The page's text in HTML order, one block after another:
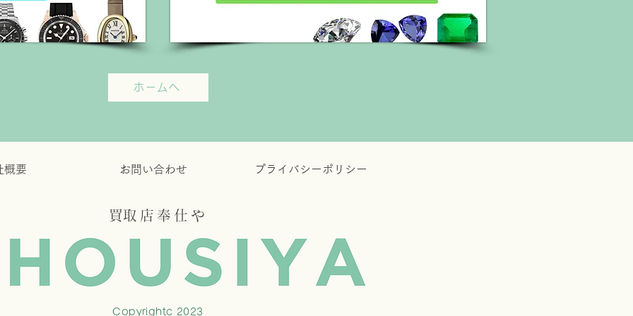
ホームへ
概要 お問い合わせ ​プライバシーポリシー
​買取店奉仕や
Copyrightc 2023